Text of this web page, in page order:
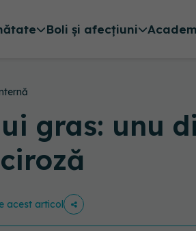
Boli și afecțiuni
gras: unu
acest articol